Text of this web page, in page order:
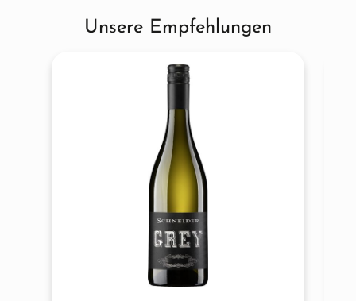
Produktgalerie überspringen
Unsere Empfehlungen